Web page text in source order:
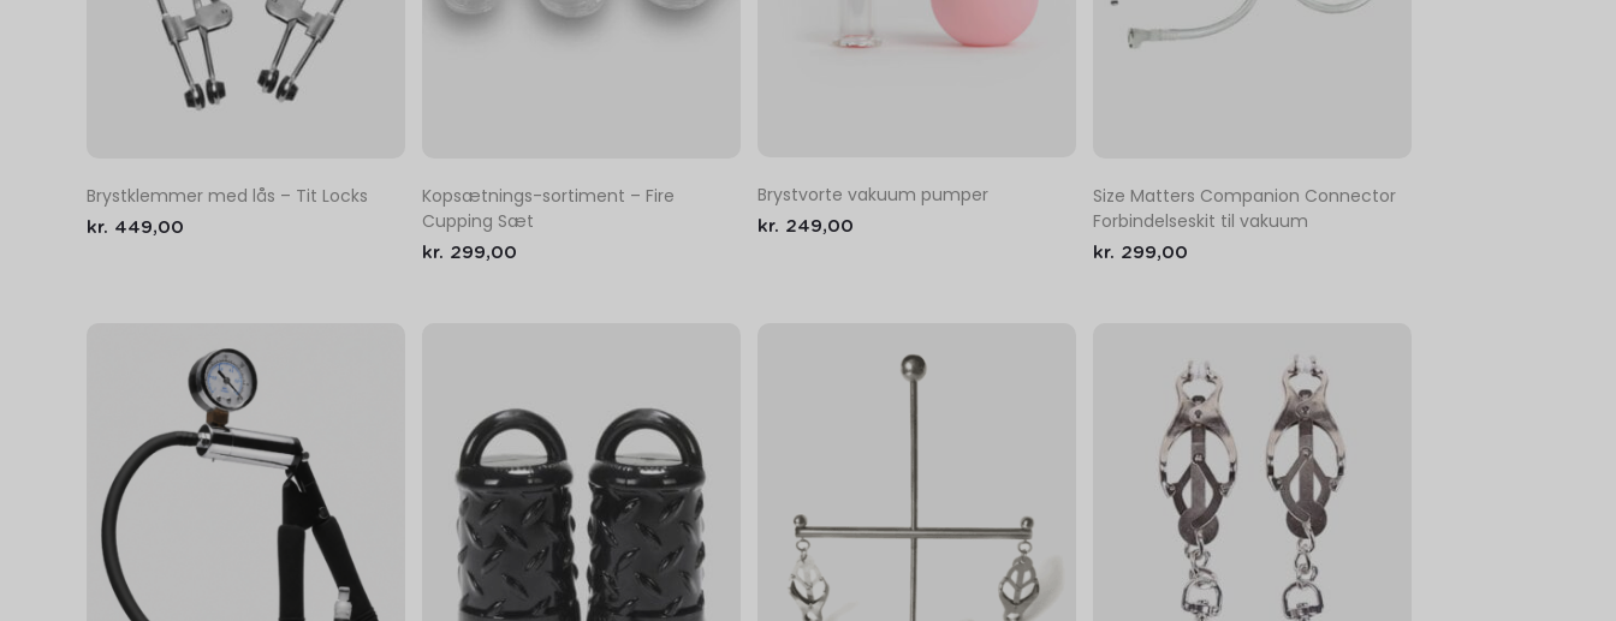
Brystklemmer med lås – Tit Locks
kr. 449,00
Kopsætnings-sortiment – Fire
Cupping Sæt
kr. 299,00
Brystvorte vakuum pumper
kr. 249,00
Size Matters Companion Connector
Forbindelseskit til vakuum
kr. 299,00